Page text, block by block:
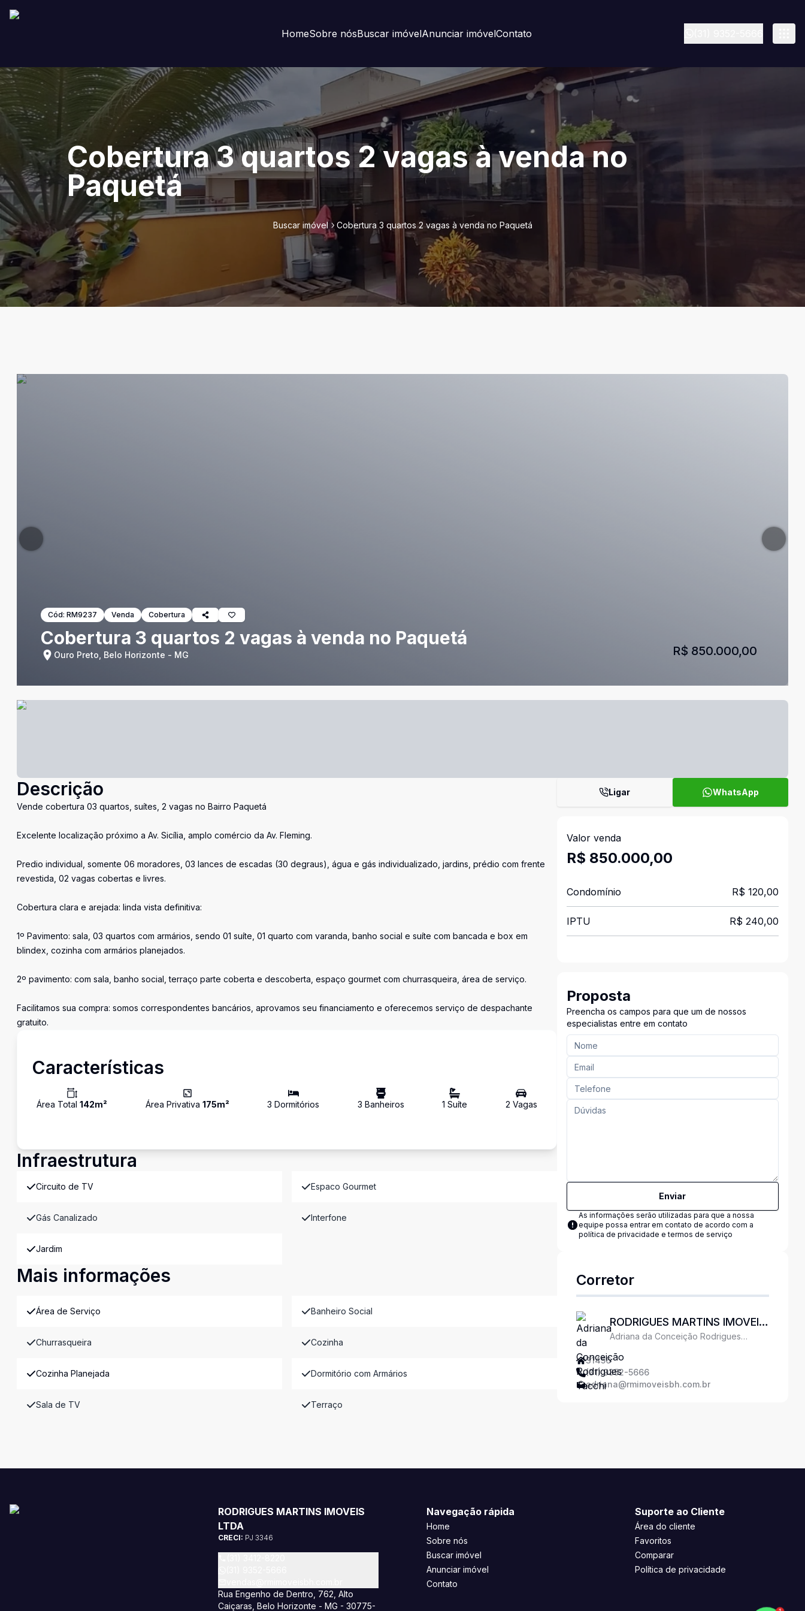
HomeSobre nósBuscar imóvelAnunciar imóvelContato
Cobertura 3 quartos 2 vagas à venda no
Paquetá
Buscar imóvel Cobertura 3 quartos 2 vagas à venda no Paquetá
Cód: RM9237 Venda Cobertura
Cobertura 3 quartos 2 vagas à venda no Paquetá
Ouro Preto, Belo Horizonte - MG R$ 850.000,00
Descrição
Vende cobertura 03 quartos, suítes, 2 vagas no Bairro Paquetá
Excelente localização próximo a Av. Sicília, amplo comércio da Av. Fleming.
Predio individual, somente 06 moradores, 03 lances de escadas (30 degraus), água e gás individualizado, jardins, prédio com frente
revestida, 02 vagas cobertas e livres.
Cobertura clara e arejada: linda vista definitiva:
1º Pavimento: sala, 03 quartos com armários, sendo 01 suíte, 01 quarto com varanda, banho social e suíte com bancada e box em
blindex, cozinha com armários planejados.
2º pavimento: com sala, banho social, terraço parte coberta e descoberta, espaço gourmet com churrasqueira, área de serviço.
Facilitamos sua compra: somos correspondentes bancários, aprovamos seu financiamento e oferecemos serviço de despachante
gratuito.
Características
Área Total 142m² Área Privativa 175m² 3 Dormitórios 3 Banheiros 1 Suíte 2 Vagas
Infraestrutura
Circuito de TV Espaco Gourmet
Gás Canalizado Interfone
Jardim
Mais informações
Área de Serviço Banheiro Social
Churrasqueira Cozinha
Cozinha Planejada Dormitório com Armários
Sala de TV Terraço
Ligar WhatsApp
Valor venda
R$ 850.000,00
Condomínio R$ 120,00
IPTU R$ 240,00
Proposta
Preencha os campos para que um de nossos
especialistas entre em contato
Enviar
As informações serão utilizadas para que a nossa
equipe possa entrar em contato de acordo com a
política de privacidade e termos de serviço
Corretor
RODRIGUES MARTINS IMOVEIS
LTDA
Adriana da Conceição Rodrigues
31456
(31) 9352-5666
adriana@rmimoveisbh.com.br
RODRIGUES MARTINS IMOVEIS
LTDA
CRECI: PJ 3346
Rua Engenho de Dentro, 762, Alto
Caiçaras, Belo Horizonte - MG - 30775-
Navegação rápida
Home
Sobre nós
Buscar imóvel
Anunciar imóvel
Contato
Suporte ao Cliente
Área do cliente
Favoritos
Comparar
Política de privacidade